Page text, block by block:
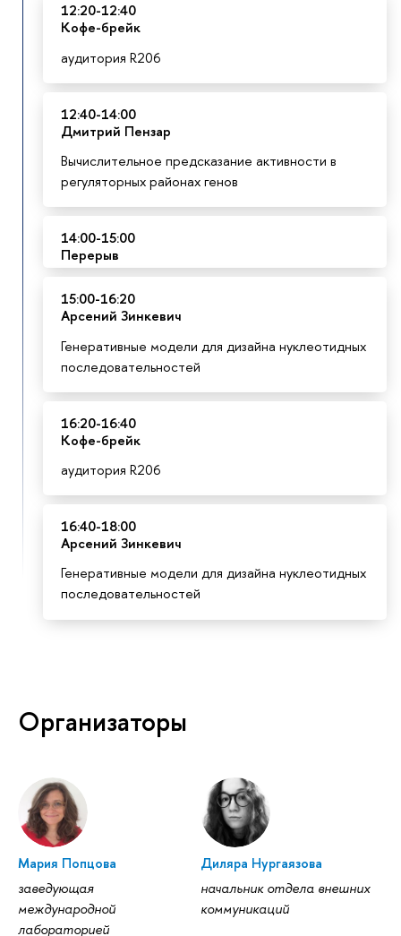
12:20-12:40
Кофе-брейк
аудитория R206
12:40-14:00
Дмитрий Пензар
Вычислительное предсказание активности в
регуляторных районах генов
14:00-15:00
Перерыв
15:00-16:20
Арсений Зинкевич
Генеративные модели для дизайна нуклеотидных
последовательностей
16:20-16:40
Кофе-брейк
аудитория R206
16:40-18:00
Арсений Зинкевич
Генеративные модели для дизайна нуклеотидных
последовательностей
Организаторы
Мария Попцова
заведующая
международной
лабораторией
Диляра Нургаязова
начальник отдела внешних
коммуникаций